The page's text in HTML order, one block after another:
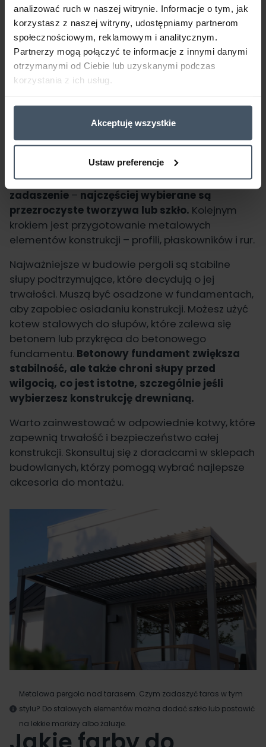
analizować ruch w naszej witrynie. Informacje o tym, jak
korzystasz z naszej witryny, udostępniamy partnerom
społecznościowym, reklamowym i analitycznym.
Partnerzy mogą połączyć te informacje z innymi danymi
otrzymanymi od Ciebie lub uzyskanymi podczas
korzystania z ich usług.
Akceptuję wszystkie
Ustaw preferencje
względem trwałości konstrukcji. Jeśli szukasz
rozwiązania, które będzie odporne na warunki
atmosferyczne, zdecyduj się na konstrukcję
metalową. Może być stalowa lub aluminiowa, a
wybór materiału zależy od Twojego budżetu.
Pergolę metalową można wykonać samodzielnie,
obróbki metalu oraz odpowiedniego sprzętu, w
Zanim przystąpisz do montażu, zaplanuj
dokładnie projekt. Jeśli pergola ma mieć dach,
musisz przewidzieć także materiał na
zadaszenie – najczęściej wybierane są
przezroczyste tworzywa lub szkło. Kolejnym
krokiem jest przygotowanie metalowych
elementów konstrukcji – profili, płaskowników i rur.
Najważniejsze w budowie pergoli są stabilne
słupy podtrzymujące, które decydują o jej
trwałości. Muszą być osadzone w fundamentach,
aby zapobiec osiadaniu konstrukcji. Możesz użyć
kotew stalowych do słupów, które zalewa się
betonem lub przykręca do betonowego
fundamentu. Betonowy fundament zwiększa
stabilność, ale także chroni słupy przed
wilgocią, co jest istotne, szczególnie jeśli
wybierzesz konstrukcję drewnianą.
Warto zainwestować w odpowiednie kotwy, które
zapewnią trwałość i bezpieczeństwo całej
konstrukcji. Skonsultuj się z doradcami w sklepach
budowlanych, którzy pomogą wybrać najlepsze
akcesoria do montażu.
Metalowa pergola nad tarasem. Czym zadaszyć taras w tym
stylu? Do stalowych elementów można dodać szkło lub postawić
na lekkie markizy albo żaluzje.